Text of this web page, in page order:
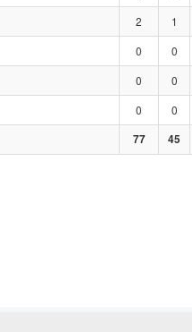
2 1
0 0
0 0
0 0
77 45